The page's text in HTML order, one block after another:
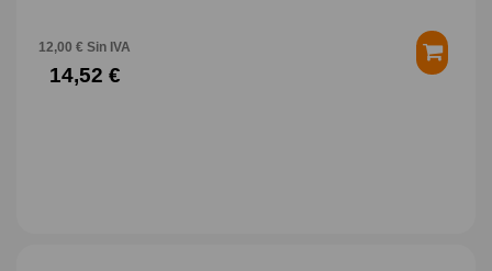
12,00 € Sin IVA
14,52 €